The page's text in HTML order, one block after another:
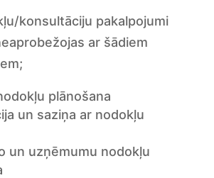
konsultāciju pakalpojumi
ar šādiem
plānošana
un saziņa ar nodokļu
un uzņēmumu nodokļu